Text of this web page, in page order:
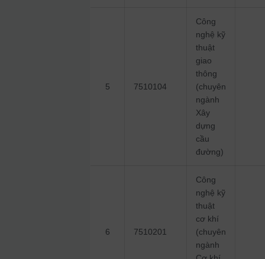
5 7510104
Công
nghệ kỹ
thuật
giao
thông
(chuyên
ngành
Xây
dựng
cầu
đường)
6 7510201
Công
nghệ kỹ
thuật
cơ khí
(chuyên
ngành